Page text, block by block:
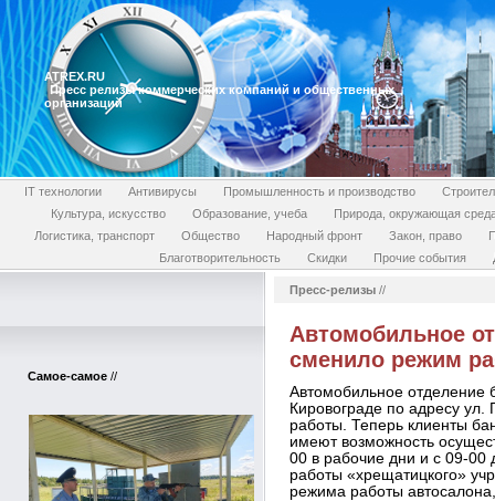
ATREX.RU
Пресс релизы коммерческих компаний и общественных
организаций
IT технологии Антивирусы Промышленность и производство
Культура, искусство
Образование, учеба
Природа, окружающая
Логистика, транспорт
Общество Народный фронт Закон, право
Благотворительность
Скидки Прочие события
Самое-самое //
Пресс-релизы //
Автомобильное
сменило режим
Автомобильное отделение
Кировограде по адресу
работы. Теперь клиенты
имеют возможность
00 в рабочие дни и с 09-00
работы «хрещатицкого»
режима работы